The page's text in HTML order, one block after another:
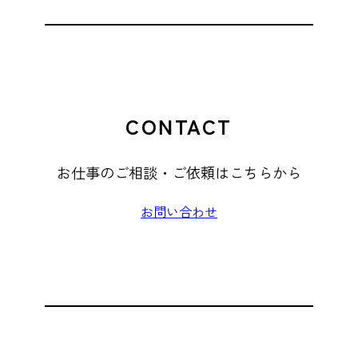
CONTACT
お仕事のご相談・ご依頼はこちらから
お問い合わせ